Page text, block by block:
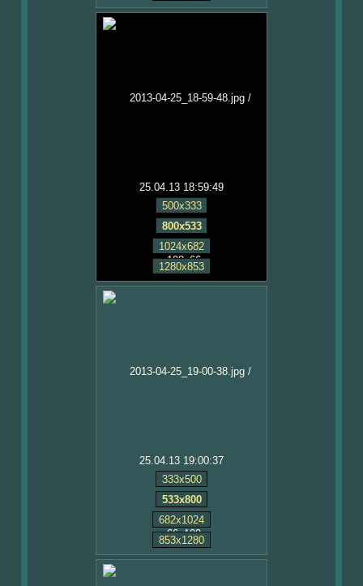
25.04.13 18:59:49
500x333
800x533
1024x682
1280x853
25.04.13 19:00:37
333x500
533x800
682x1024
853x1280